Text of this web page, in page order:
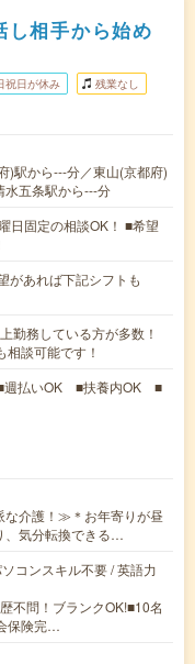
相手から始め
祝日が休み 残業なし
)駅から---分／東山(京都府)
水五条駅から---分
日固定の相談OK！ ■希望
があれば下記シフトも
勤務している方が多数！
談可能です！
週払いOK ■扶養内OK ■
介護！≫＊お年寄りが昼
、気分転換できる…
コンスキル不要 / 英語力
不問！ブランクOK!■10名
保険完…